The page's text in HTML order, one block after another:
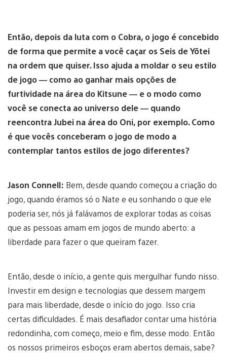
Então, depois da luta com o Cobra, o jogo é concebido
de forma que permite a você caçar os Seis de Yōtei
na ordem que quiser. Isso ajuda a moldar o seu estilo
de jogo — como ao ganhar mais opções de
furtividade na área do Kitsune — e o modo como
você se conecta ao universo dele — quando
reencontra Jubei na área do Oni, por exemplo. Como
é que vocês conceberam o jogo de modo a
contemplar tantos estilos de jogo diferentes?
Jason Connell: Bem, desde quando começou a criação do
jogo, quando éramos só o Nate e eu sonhando o que ele
poderia ser, nós já falávamos de explorar todas as coisas
que as pessoas amam em jogos de mundo aberto: a
liberdade para fazer o que queiram fazer.
Então, desde o início, a gente quis mergulhar fundo nisso.
Investir em design e tecnologias que dessem margem
para mais liberdade, desde o início do jogo. Isso cria
certas dificuldades. É mais desafiador contar uma história
redondinha, com começo, meio e fim, desse modo. Então
os nossos primeiros esboços eram abertos demais, sabe?